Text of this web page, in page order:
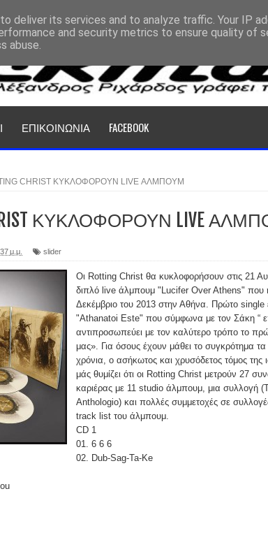
ΕΠΙΚΟΙΝΩΝΙΑ FACEBOOK
CHRIST ΚΥΚΛΟΦΟΡΟΥΝ LIVE ΑΛΜΠΟΥΜ
ΚΥΚΛΟΦΟΡΟΥΝ LIVE
μ.μ. slider
Οι Rotting Christ θα κυκλοφορήσουν στις 21
διπλό live άλμπουμ "Lucifer Over Athens" που
Δεκέμβριο του 2013 στην Αθήνα. Πρώτο single
"Athanatoi Este" που σύμφωνα με τον Σάκη “
αντιπροσωπεύει με τον καλύτερο τρόπο το
μας». Για όσους έχουν μάθει το συγκρότημα τα
χρόνια, ο ασήκωτος και χρυσόδετος τόμος της
μάς θυμίζει ότι οι Rotting Christ μετρούν 27
καριέρας με 11 studio άλμπουμ, μια συλλογή
Anthologio) και πολλές συμμετοχές σε
track list του άλμπουμ.
CD 1
01. 6 6 6
02. Dub-Sag-Ta-Ke
deliver its services and to analyze traffic. Your IP
and security metrics to ensure quality of
abuse.